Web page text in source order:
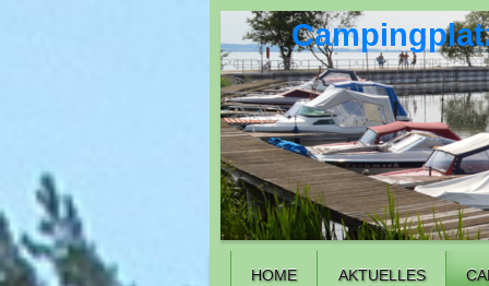
HOME AKTUELLES